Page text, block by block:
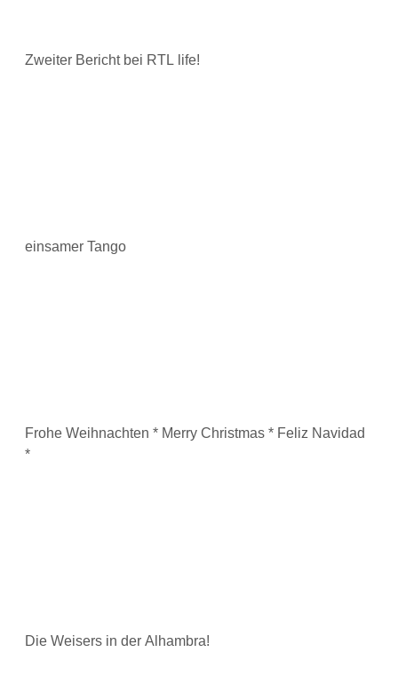
Zweiter Bericht bei RTL life!
einsamer Tango
Frohe Weihnachten * Merry Christmas * Feliz Navidad
*
Die Weisers in der Alhambra!